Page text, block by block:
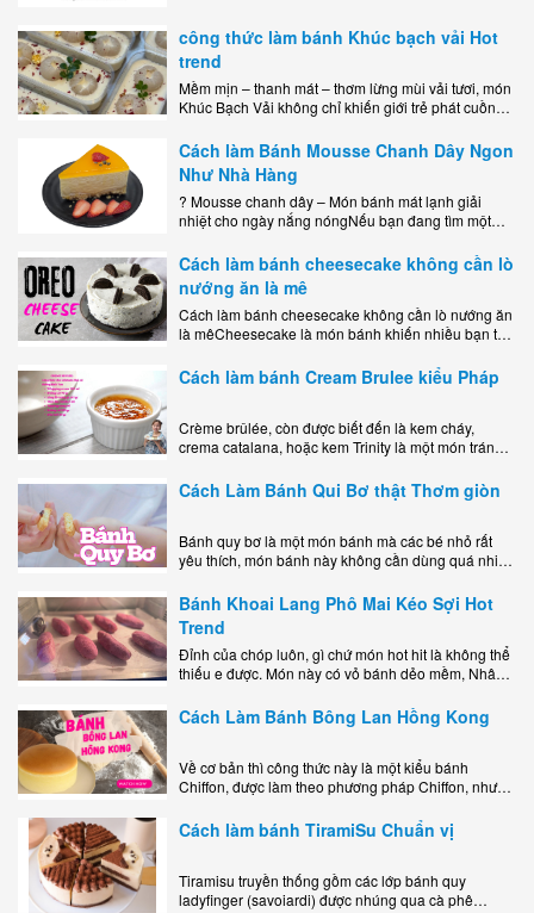
công thức làm bánh Khúc bạch vải Hot
trend
Mềm mịn – thanh mát – thơm lừng mùi vải tươi, món
Khúc Bạch Vải không chỉ khiến giới trẻ phát cuồng
Cách làm Bánh Mousse Chanh Dây Ngon
Như Nhà Hàng
? Mousse chanh dây – Món bánh mát lạnh giải
nhiệt cho ngày nắng nóngNếu bạn đang tìm một
dễ..
Cách làm bánh cheesecake không cần lò
nướng ăn là mê
Cách làm bánh cheesecake không cần lò nướng ăn
là mêCheesecake là món bánh khiến nhiều bạn trẻ
kem..
Cách làm bánh Cream Brulee kiểu Pháp
Crème brûlée, còn được biết đến là kem cháy,
crema catalana, hoặc kem Trinity là một món tráng
lớp..
Cách Làm Bánh Qui Bơ thật Thơm giòn
Bánh quy bơ là một món bánh mà các bé nhỏ rất
yêu thích, món bánh này không cần dùng quá nhiều
Bánh Khoai Lang Phô Mai Kéo Sợi Hot
Trend
Đỉnh của chóp luôn, gì chứ món hot hit là không thể
thiếu e được. Món này có vỏ bánh dẻo mềm, Nhân
Cách Làm Bánh Bông Lan Hồng Kong
Về cơ bản thì công thức này là một kiểu bánh
Chiffon, được làm theo phương pháp Chiffon, nhưng
ngon, làm..
Cách làm bánh TiramiSu Chuẩn vị
Tiramisu truyền thống gồm các lớp bánh quy
ladyfinger (savoiardi) được nhúng qua cà phê